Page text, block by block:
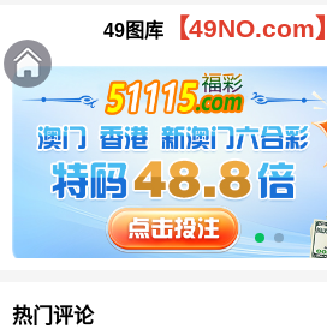
49图库【49NO.com】
热门评论